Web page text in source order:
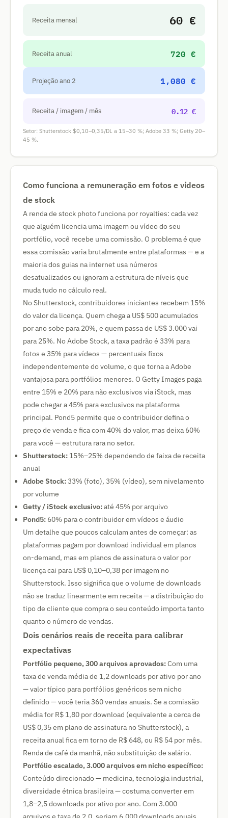
Receita mensal 60 €
Receita anual 720 €
Projeção ano 2 1,080 €
Receita / imagem / mês 0.12 €
Setor: Shutterstock $0,10–0,35/DL a 15–30 %; Adobe 33 %; Getty 20–
45 %.
Como funciona a remuneração em fotos e vídeos
de stock
A renda de stock photo funciona por royalties: cada vez
que alguém licencia uma imagem ou vídeo do seu
portfólio, você recebe uma comissão. O problema é que
essa comissão varia brutalmente entre plataformas — e a
maioria dos guias na internet usa números
desatualizados ou ignoram a estrutura de níveis que
muda tudo no cálculo real.
No Shutterstock, contribuidores iniciantes recebem 15%
do valor da licença. Quem chega a US$ 500 acumulados
por ano sobe para 20%, e quem passa de US$ 3.000 vai
para 25%. No Adobe Stock, a taxa padrão é 33% para
fotos e 35% para vídeos — percentuais fixos
independentemente do volume, o que torna a Adobe
vantajosa para portfólios menores. O Getty Images paga
entre 15% e 20% para não exclusivos via iStock, mas
pode chegar a 45% para exclusivos na plataforma
principal. Pond5 permite que o contribuidor defina o
preço de venda e fica com 40% do valor, mas deixa 60%
para você — estrutura rara no setor.
Shutterstock: 15%–25% dependendo de faixa de receita
anual
Adobe Stock:33% (foto), 35% (vídeo), sem nivelamento
por volume
Getty / iStock exclusivo:até 45% por arquivo
Pond5: 60% para o contribuidor em vídeos e áudio
Um detalhe que poucos calculam antes de começar: as
plataformas pagam por download individual em planos
on-demand, mas em planos de assinatura o valor por
licença cai para US$ 0,10–0,38 por imagem no
Shutterstock. Isso significa que o volume de downloads
não se traduz linearmente em receita — a distribuição do
tipo de cliente que compra o seu conteúdo importa tanto
quanto o número de vendas.
Dois cenários reais de receita para calibrar
expectativas
Portfólio pequeno, 300 arquivos aprovados:Com uma
taxa de venda média de 1,2 downloads por ativo por ano
— valor típico para portfólios genéricos sem nicho
definido — você teria 360 vendas anuais. Se a comissão
média for R$ 1,80 por download (equivalente a cerca de
US$ 0,35 em plano de assinatura no Shutterstock), a
receita anual fica em torno de R$ 648, ou R$ 54 por mês.
Renda de café da manhã, não substituição de salário.
Portfólio escalado, 3.000 arquivos em nicho específico:
Conteúdo direcionado — medicina, tecnologia industrial,
diversidade étnica brasileira — costuma converter em
1,8–2,5 downloads por ativo por ano. Com 3.000